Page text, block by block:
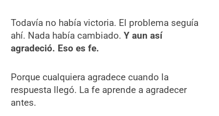
Todavía no había victoria. El problema seguía
ahí. Nada había cambiado.Y aun así
agradeció. Eso es fe.
Porque cualquiera agradece cuando la
respuesta llegó. La fe aprende a agradecer
antes.